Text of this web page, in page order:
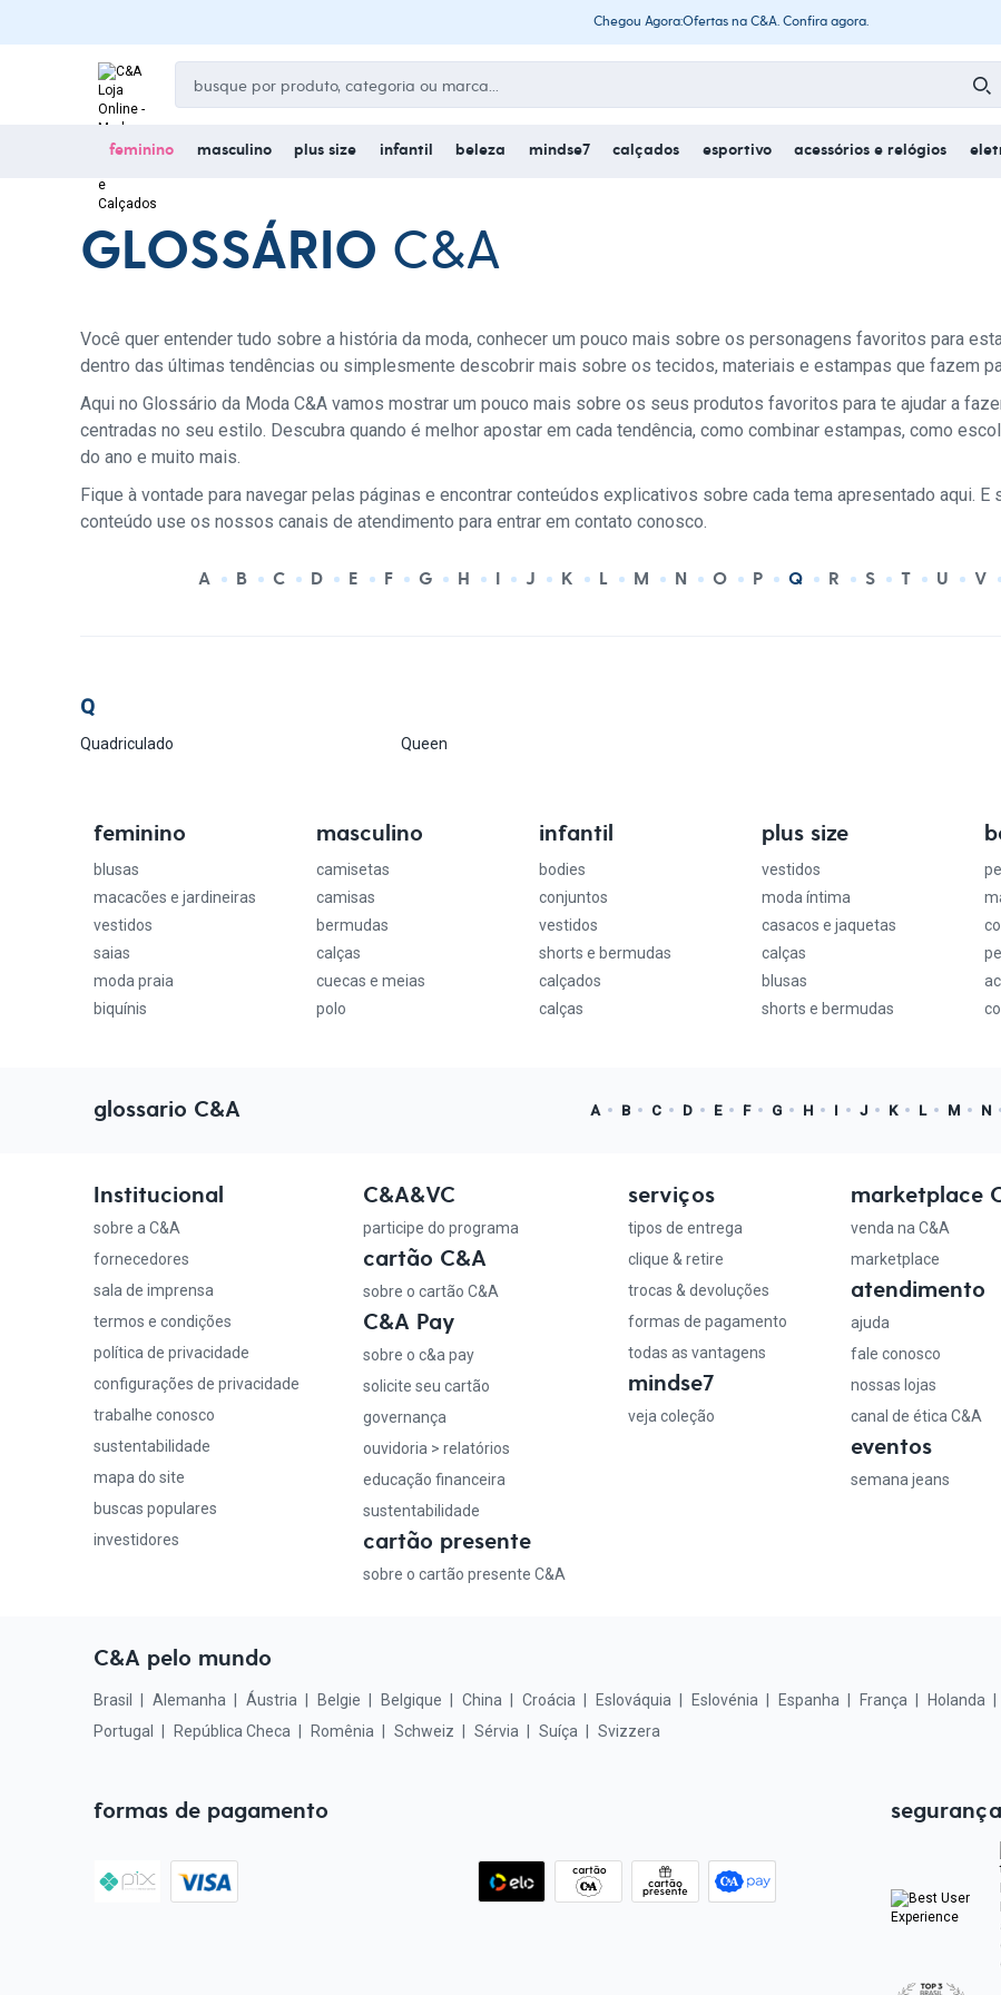
Chegou Agora:Ofertas na C&A. Confira agora.
feminino masculino plus size infantil beleza mindse7 calçados esportivo acessórios e relógios
GLOSSÁRIO C&A
Você quer entender tudo sobre a história da moda, conhecer um pouco mais sobre os personagens favoritos para
dentro das últimas tendências ou simplesmente descobrir mais sobre os tecidos, materiais e estampas que fazem
Aqui no Glossário da Moda C&A vamos mostrar um pouco mais sobre os seus produtos favoritos para te ajudar a
centradas no seu estilo. Descubra quando é melhor apostar em cada tendência, como combinar estampas, como
do ano e muito mais.
Fique à vontade para navegar pelas páginas e encontrar conteúdos explicativos sobre cada tema apresentado aqui.
conteúdo use os nossos canais de atendimento para entrar em contato conosco.
A B C D E F G H I J K L M N O P Q R S T U V
Q
Quadriculado Queen
feminino
blusas
macacões e jardineiras
vestidos
saias
moda praia
biquínis
masculino
camisetas
camisas
bermudas
calças
cuecas e meias
polo
infantil
bodies
conjuntos
vestidos
shorts e bermudas
calçados
calças
plus size
vestidos
moda íntima
casacos e jaquetas
calças
blusas
shorts e bermudas
glossario C&A A B C D E F G H I J K L M N
Institucional
sobre a C&A
fornecedores
sala de imprensa
termos e condições
política de privacidade
configurações de privacidade
trabalhe conosco
sustentabilidade
mapa do site
buscas populares
investidores
C&A&VC
participe do programa
cartão C&A
sobre o cartão C&A
C&A Pay
sobre o c&a pay
solicite seu cartão
governança
ouvidoria > relatórios
educação financeira
sustentabilidade
cartão presente
sobre o cartão presente C&A
serviços
tipos de entrega
clique & retire
trocas & devoluções
formas de pagamento
todas as vantagens
mindse7
veja coleção
marketplace
venda na C&A
marketplace
atendimento
ajuda
fale conosco
nossas lojas
canal de ética C&A
eventos
semana jeans
C&A pelo mundo
Brasil Alemanha Áustria Belgie Belgique China Croácia Eslováquia Eslovénia Espanha França Holanda
Portugal
República Checa Romênia Schweiz Sérvia Suíça Svizzera
formas de pagamento